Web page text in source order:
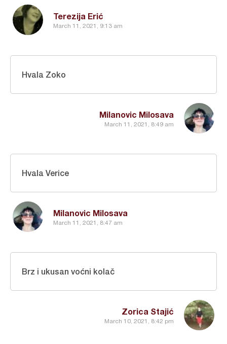
Terezija Erić
March 11, 2021, 9:13 am
Milanovic Milosava
March 11, 2021, 8:49 am
Hvala Zoko
Milanovic Milosava
March 11, 2021, 8:47 am
Hvala Verice
Zorica Stajić
March 10, 2021, 8:42 pm
Brz i ukusan voćni kolač